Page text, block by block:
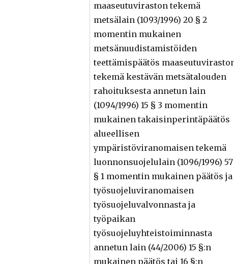
maaseutuviraston tekemä
metsälain (1093/1996) 20 § 2
momentin mukainen
metsänuudistamistöiden
teettämispäätös
tekemä kestävän metsätalouden
rahoituksesta annetun lain
(1094/1996) 15 § 3 momentin
mukainen takaisinperintäpäätös
alueellisen
ympäristöviranomaisen tekemä
luonnonsuojelulain (1096/1996) 57
§ 1 momentin mukainen päätös ja
työsuojeluviranomaisen
työsuojeluvalvonnasta ja
työpaikan
työsuojeluyhteistoiminnasta
annetun lain (44/2006) 15 §:n
mukainen päätös tai 16 §:n